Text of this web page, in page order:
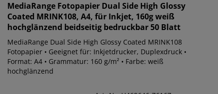
MediaRange Fotopapier Dual Side High Glossy
Coated MRINK108, A4, für Inkjet, 160g weiß
hochglänzend beidseitig bedruckbar 50 Blatt
MediaRange Dual Side High Glossy Coated MRINK108
Fotopapier • Geeignet für: Inkjetdrucker, Duplexdruck •
Format: A4 • Grammatur: 160 g/m² • Farbe: weiß
hochglänzend